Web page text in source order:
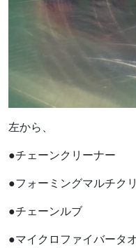
左から、
●チェーンクリーナー
●フォーミングマルチク
●チェーンルブ
●マイクロファイバータ